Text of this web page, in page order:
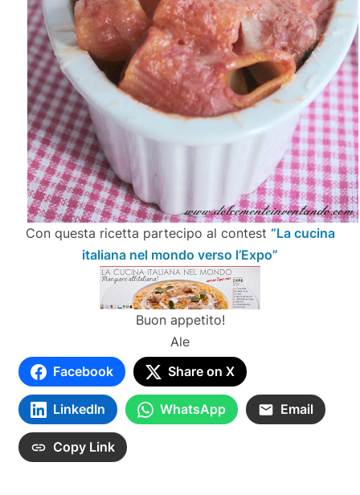
Con questa ricetta partecipo al contest “La cucina
italiana nel mondo verso l’Expo”
Buon appetito!
Ale
Facebook
Share on X
LinkedIn WhatsApp Email
Copy Link